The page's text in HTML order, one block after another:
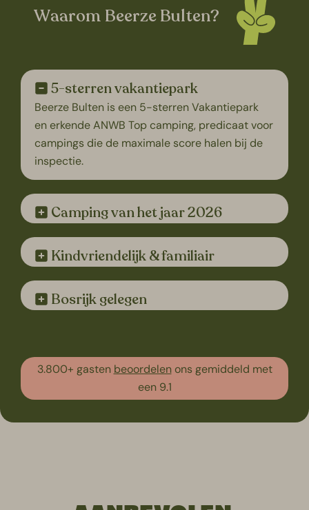
Waarom Beerze Bulten?
5-sterren vakantiepark
Beerze Bulten is een 5-sterren Vakantiepark
en erkende ANWB Top camping, predicaat voor
campings die de maximale score halen bij de
inspectie.
Camping van het jaar 2026
Kindvriendelijk & familiair
Bosrijk gelegen
3.800+ gasten beoordelenons gemiddeld met
een 9.1